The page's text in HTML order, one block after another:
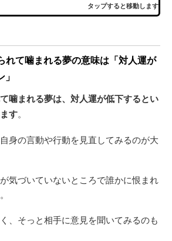
タップすると移動します
れて噛まれる夢の意味は「対人運が
噛まれる夢は、対人運が低下するとい
す。
身の言動や行動を見直してみるのが大
気づいていないところで誰かに恨まれ
、そっと相手に意見を聞いてみるのも